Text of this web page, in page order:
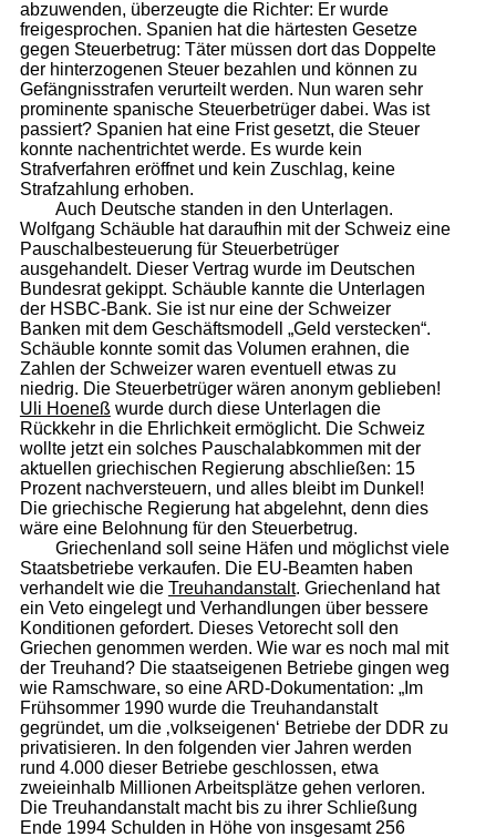
abzuwenden, überzeugte die Richter: Er wurde
freigesprochen. Spanien hat die härtesten Gesetze
gegen Steuerbetrug: Täter müssen dort das Doppelte
der hinterzogenen Steuer bezahlen und können zu
Gefängnisstrafen verurteilt werden. Nun waren sehr
prominente spanische Steuerbetrüger dabei. Was ist
passiert? Spanien hat eine Frist gesetzt, die Steuer
konnte nachentrichtet werde. Es wurde kein
Strafverfahren eröffnet und kein Zuschlag, keine
Strafzahlung erhoben.
Auch Deutsche standen in den Unterlagen.
Wolfgang Schäuble hat daraufhin mit der Schweiz eine
Pauschalbesteuerung für Steuerbetrüger
ausgehandelt. Dieser Vertrag wurde im Deutschen
Bundesrat gekippt. Schäuble kannte die Unterlagen
der HSBC-Bank. Sie ist nur eine der Schweizer
Banken mit dem Geschäftsmodell „Geld verstecken“.
Schäuble konnte somit das Volumen erahnen, die
Zahlen der Schweizer waren eventuell etwas zu
niedrig. Die Steuerbetrüger wären anonym geblieben!
Uli Hoeneß wurde durch diese Unterlagen die
Rückkehr in die Ehrlichkeit ermöglicht. Die Schweiz
wollte jetzt ein solches Pauschalabkommen mit der
aktuellen griechischen Regierung abschließen: 15
Prozent nachversteuern, und alles bleibt im Dunkel!
Die griechische Regierung hat abgelehnt, denn dies
wäre eine Belohnung für den Steuerbetrug.
Griechenland soll seine Häfen und möglichst viele
Staatsbetriebe verkaufen. Die EU-Beamten haben
verhandelt wie die Treuhandanstalt. Griechenland hat
ein Veto eingelegt und Verhandlungen über bessere
Konditionen gefordert. Dieses Vetorecht soll den
Griechen genommen werden. Wie war es noch mal mit
der Treuhand? Die staatseigenen Betriebe gingen weg
wie Ramschware, so eine ARD-Dokumentation: „Im
Frühsommer 1990 wurde die Treuhandanstalt
gegründet, um die ‚volkseigenen‘ Betriebe der DDR zu
privatisieren. In den folgenden vier Jahren werden
rund 4.000 dieser Betriebe geschlossen, etwa
zweieinhalb Millionen Arbeitsplätze gehen verloren.
Die Treuhandanstalt macht bis zu ihrer Schließung
Ende 1994 Schulden in Höhe von insgesamt 256